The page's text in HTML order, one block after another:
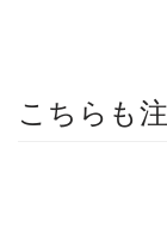
こちらも